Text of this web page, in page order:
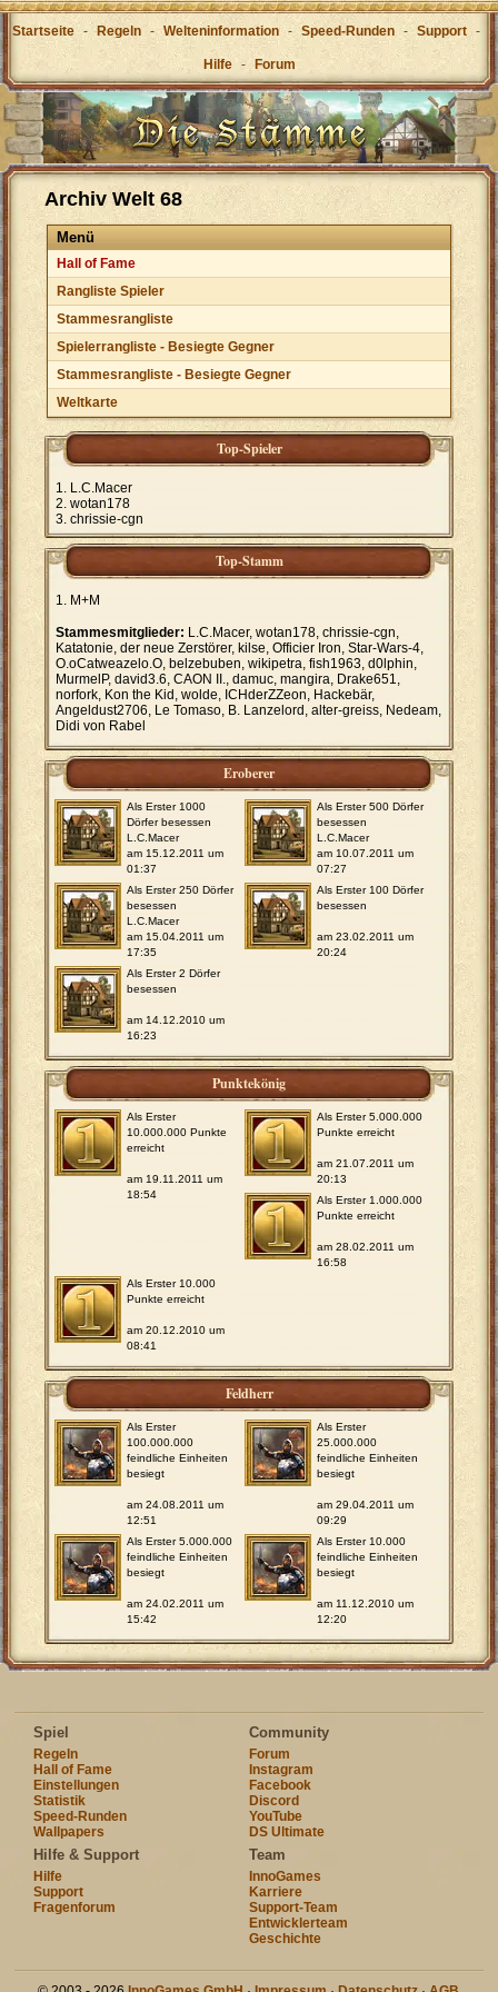
Startseite - Regeln - Welteninformation - Speed-Runden - Support -
Hilfe - Forum
Archiv Welt 68
Menü
Hall of Fame
Rangliste Spieler
Stammesrangliste
Spielerrangliste - Besiegte Gegner
Stammesrangliste - Besiegte Gegner
Weltkarte
Top-Spieler
L.C.Macer
wotan178
chrissie-cgn
Top-Stamm
M+M
Stammesmitglieder: L.C.Macer, wotan178, chrissie-cgn,
Katatonie, der neue Zerstörer, kilse, Officier Iron, Star-Wars-4,
O.oCatweazelo.O, belzebuben, wikipetra, fish1963, d0lphin,
MurmelP, david3.6, CAON II., damuc, mangira, Drake651,
norfork, Kon the Kid, wolde, ICHderZZeon, Hackebär,
Angeldust2706, Le Tomaso, B. Lanzelord, alter-greiss, Nedeam,
Didi von Rabel
Eroberer
Als Erster 1000
Dörfer besessen
L.C.Macer
am 15.12.2011 um
01:37
Als Erster 500 Dörfer
besessen
L.C.Macer
am 10.07.2011 um
07:27
Als Erster 250 Dörfer
besessen
L.C.Macer
am 15.04.2011 um
17:35
Als Erster 100 Dörfer
besessen
am 23.02.2011 um
20:24
Als Erster 2 Dörfer
besessen
am 14.12.2010 um
16:23
Punktekönig
Als Erster
10.000.000 Punkte
erreicht
am 19.11.2011 um
18:54
Als Erster 5.000.000
Punkte erreicht
am 21.07.2011 um
20:13
Als Erster 1.000.000
Punkte erreicht
am 28.02.2011 um
16:58
Als Erster 10.000
Punkte erreicht
am 20.12.2010 um
08:41
Feldherr
Als Erster
100.000.000
feindliche Einheiten
besiegt
am 24.08.2011 um
12:51
Als Erster
25.000.000
feindliche Einheiten
besiegt
am 29.04.2011 um
09:29
Als Erster 5.000.000
feindliche Einheiten
besiegt
am 24.02.2011 um
15:42
Als Erster 10.000
feindliche Einheiten
besiegt
am 11.12.2010 um
12:20
Spiel
Regeln
Hall of Fame
Einstellungen
Statistik
Speed-Runden
Wallpapers
Community
Forum
Instagram
Facebook
Discord
YouTube
DS Ultimate
Hilfe & Support
Hilfe
Support
Fragenforum
Team
InnoGames
Karriere
Support-Team
Entwicklerteam
Geschichte